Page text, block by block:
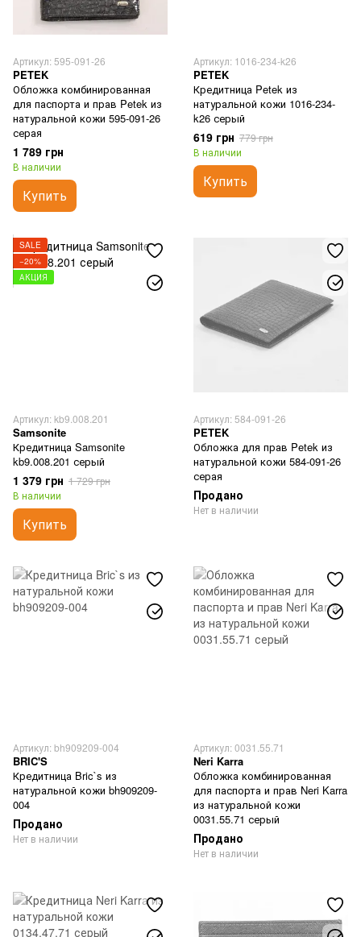
Артикул: 595-091-26
PETEK
Обложка комбинированная
для паспорта и прав Petek из
натуральной кожи 595-091-26
серая
1 789 грн
В наличии
Купить
Артикул: 1016-234-k26
PETEK
Кредитница Petek из
натуральной кожи 1016-234-
k26 серый
619 грн 779 грн
В наличии
Купить
SALE
−20%
АКЦИЯ
Артикул: kb9.008.201
Samsonite
Кредитница Samsonite
kb9.008.201 серый
1 379 грн 1 729 грн
В наличии
Купить
Артикул: 584-091-26
PETEK
Обложка для прав Petek из
натуральной кожи 584-091-26
серая
Продано
Нет в наличии
Артикул: bh909209-004
BRIC'S
Кредитница Bric`s из
натуральной кожи bh909209-
004
Продано
Нет в наличии
Артикул: 0031.55.71
Neri Karra
Обложка комбинированная
для паспорта и прав Neri Karra
из натуральной кожи
0031.55.71 серый
Продано
Нет в наличии